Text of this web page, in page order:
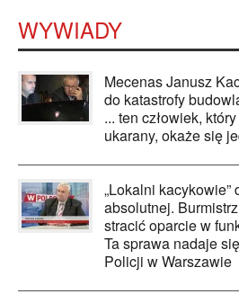
WYWIADY
Mecenas Janusz
do katastrofy
... ten człowiek,
ukarany, okaże się
„Lokalni kacykowie”
absolutnej.
stracić oparcie w
Ta sprawa nadaje
Policji w Warszawie